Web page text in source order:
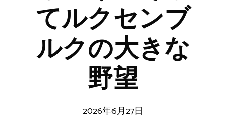
てルクセンブ
ルクの大きな
野望
2026年6月27日